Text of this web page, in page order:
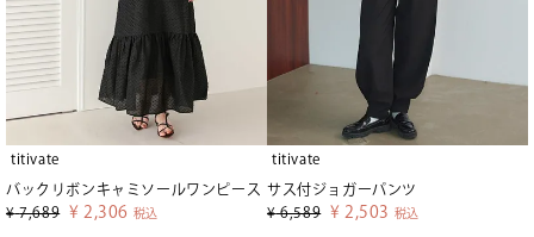
titivate
バックリボンキャミソールワンピース
¥ 7,689 ¥ 2,306 税込
titivate
サス付ジョガーパンツ
¥ 6,589 ¥ 2,503 税込